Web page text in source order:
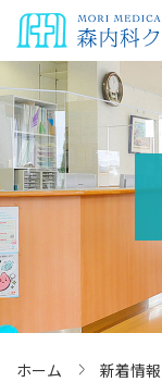
ホーム 新着情報